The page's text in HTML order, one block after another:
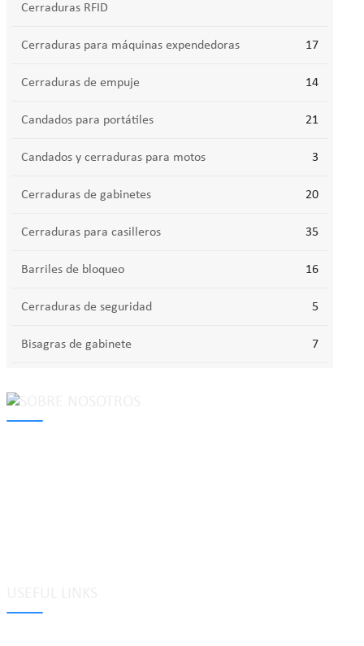
Cerraduras RFID
Cerraduras para máquinas expendedoras 17
Cerraduras de empuje 14
Candados para portátiles 21
Candados y cerraduras para motos 3
Cerraduras de gabinetes 20
Cerraduras para casilleros 35
Barriles de bloqueo 16
Cerraduras de seguridad 5
Bisagras de gabinete 7